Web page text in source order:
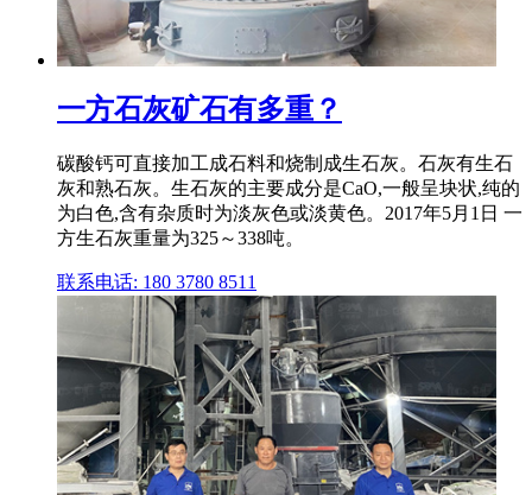
一方石灰矿石有多重？
碳酸钙可直接加工成石料和烧制成生石灰。石灰有生石
灰和熟石灰。生石灰的主要成分是CaO,一般呈块状,纯的
为白色,含有杂质时为淡灰色或淡黄色。2017年5月1日 一
方生石灰重量为325～338吨。
联系电话: 180 3780 8511